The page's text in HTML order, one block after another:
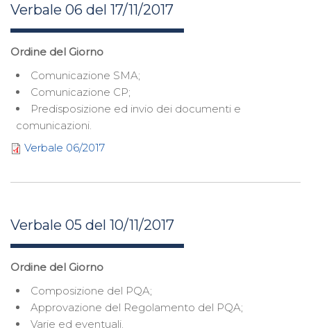
Verbale 06 del 17/11/2017
Ordine del Giorno
Comunicazione SMA;
Comunicazione CP;
Predisposizione ed invio dei documenti e
comunicazioni.
Verbale 06/2017
Verbale 05 del 10/11/2017
Ordine del Giorno
Composizione del PQA;
Approvazione del Regolamento del PQA;
Varie ed eventuali.